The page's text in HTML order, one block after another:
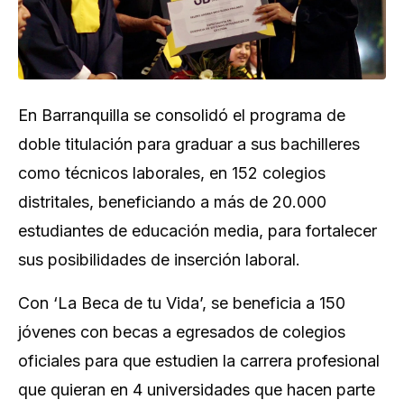
En Barranquilla se consolidó el programa de
doble titulación para graduar a sus bachilleres
como técnicos laborales, en 152 colegios
distritales, beneficiando a más de 20.000
estudiantes de educación media, para fortalecer
sus posibilidades de inserción laboral.
Con ‘La Beca de tu Vida’, se beneficia a 150
jóvenes con becas a egresados de colegios
oficiales para que estudien la carrera profesional
que quieran en 4 universidades que hacen parte